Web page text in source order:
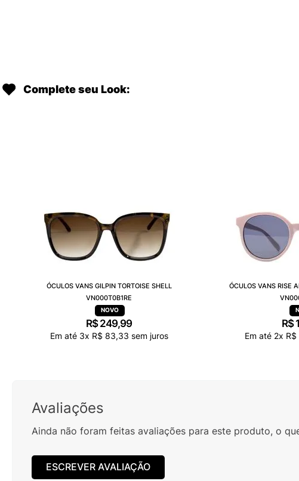
Complete seu Look:
ÓCULOS VANS GILPIN TORTOISE SHELL
VN000T0B1RE
R$249,99
Em até 3x R$ 83,33 sem juros
ÓCULOS VANS RISE
R$
Em até 2x R$
Avaliações
Ainda não foram feitas avaliações para este produto, o
ESCREVER AVALIAÇÃO